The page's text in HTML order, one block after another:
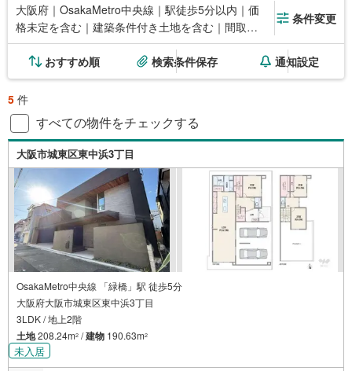
大阪府｜OsakaMetro中央線｜駅徒歩5分以内｜価
格未定を含む｜建築条件付き土地を含む｜間取り
未定を含む
条件変更
おすすめ順 検索条件保存 通知設定
5 件
すべての物件をチェックする
大阪市城東区東中浜3丁目
OsakaMetro中央線 「緑橋」駅 徒歩5分
大阪府大阪市城東区東中浜3丁目
3LDK / 地上2階
土地208.24m2 /建物 190.63m2
未入居